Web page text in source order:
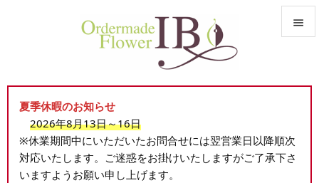


前へ

夏季休暇のお知らせ
2026年8月13日～16日
※休業期間中にいただいたお問合せには翌営業日以降順次
対応いたします。ご迷惑をお掛けいたしますがご了承下さ
いますようお願い申し上げます。